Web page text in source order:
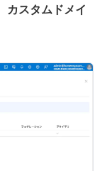
カスタムドメイ